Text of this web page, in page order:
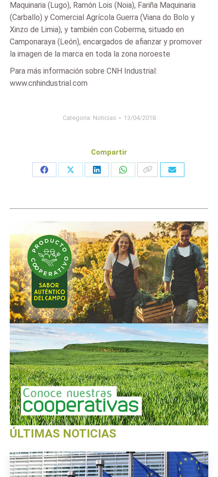
Maquinaria (Lugo), Ramón Lois (Noia), Fariña Maquinaria
(Carballo) y Comercial Agrícola Guerra (Viana do Bolo y
Xinzo de Limia), y también con Coberma, situado en
Camponaraya (León), encargados de afianzar y promover
la imagen de la marca en toda la zona noroeste
Para más información sobre CNH Industrial:
www.cnhindustrial.com
Categoria: Noticias 13/04/2018
Compartir
Share
Share
Share
Share
ÚLTIMAS NOTICIAS